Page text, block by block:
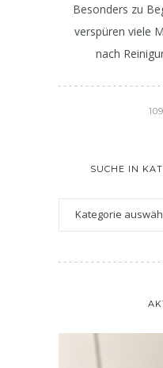
Besonders zu
verspüren viele
nach
SUCHE IN